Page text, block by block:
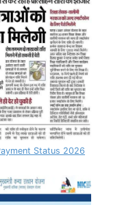
Status 2026